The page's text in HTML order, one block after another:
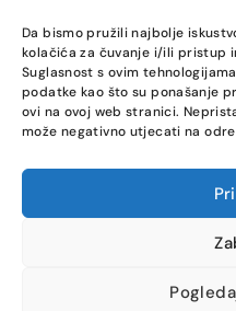
Da bismo pružili najbolje
kolačića za čuvanje i/ili pristup
Suglasnost s ovim
podatke kao što su ponašanje
ovi na ovoj web stranici.
može negativno utjecati na
© Alpha servis.